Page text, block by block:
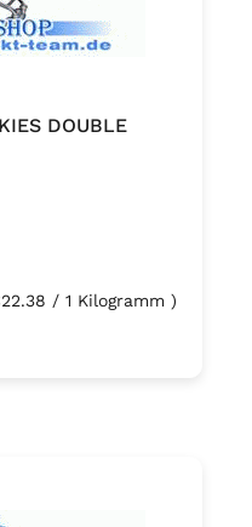
DOUBLE
/ 1 Kilogramm )